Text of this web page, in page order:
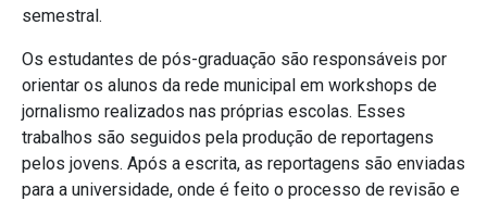
semestral.
Os estudantes de pós-graduação são responsáveis por
orientar os alunos da rede municipal em workshops de
jornalismo realizados nas próprias escolas. Esses
trabalhos são seguidos pela produção de reportagens
pelos jovens. Após a escrita, as reportagens são enviadas
para a universidade, onde é feito o processo de revisão e